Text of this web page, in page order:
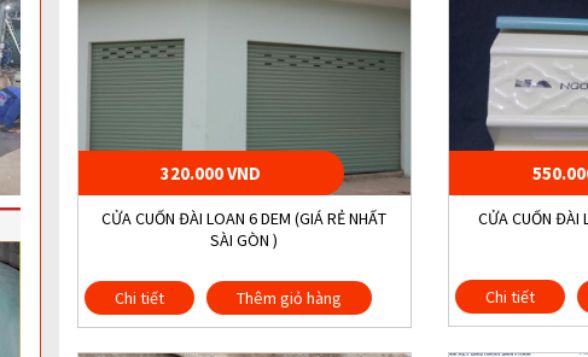
320.000 VND
CỬA CUỐN ĐÀI LOAN 6 DEM (GIÁ RẺ NHẤT
SÀI GÒN )
Chi tiết Thêm giỏ hàng
CỬA CUỐN ĐÀI
Chi tiết